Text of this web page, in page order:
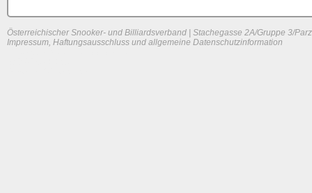
Österreichischer Snooker- und Billiardsverband | Stachegasse 2A/Gruppe 3/
Impressum, Haftungsausschluss und allgemeine Datenschutzinformation